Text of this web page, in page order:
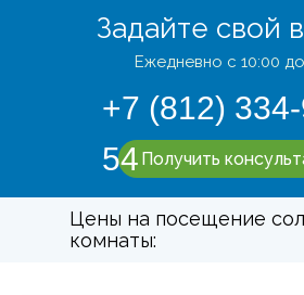
Получить
Ежедневно с 10:00
+7 (812)
54
Задайте свой
Цены на посещение
комнаты: